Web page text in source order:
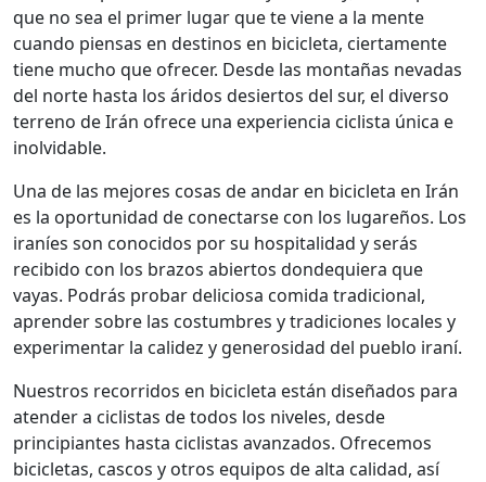
que no sea el primer lugar que te viene a la mente
cuando piensas en destinos en bicicleta, ciertamente
tiene mucho que ofrecer. Desde las montañas nevadas
del norte hasta los áridos desiertos del sur, el diverso
terreno de Irán ofrece una experiencia ciclista única e
inolvidable.
Una de las mejores cosas de andar en bicicleta en Irán
es la oportunidad de conectarse con los lugareños. Los
iraníes son conocidos por su hospitalidad y serás
recibido con los brazos abiertos dondequiera que
vayas. Podrás probar deliciosa comida tradicional,
aprender sobre las costumbres y tradiciones locales y
experimentar la calidez y generosidad del pueblo iraní.
Nuestros recorridos en bicicleta están diseñados para
atender a ciclistas de todos los niveles, desde
principiantes hasta ciclistas avanzados. Ofrecemos
bicicletas, cascos y otros equipos de alta calidad, así